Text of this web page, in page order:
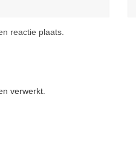
reactie plaats.
verwerkt